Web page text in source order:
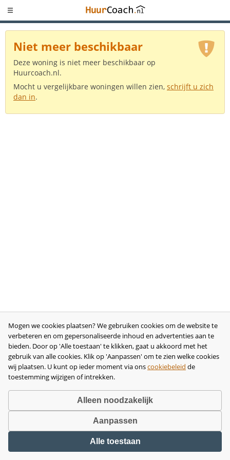
Niet meer beschikbaar
Deze woning is niet meer beschikbaar op
Huurcoach.nl.
Mocht u vergelijkbare woningen willen zien, schrijft u zich
dan in.
disclaimer•privacy- en cookiebeleid
voorwaarden•herroeping•bedrijfsgegevens
Mogen we cookies plaatsen? We gebruiken cookies om de website te
verbeteren en om gepersonaliseerde inhoud en advertenties aan te
bieden. Door op 'Alle toestaan' te klikken, gaat u akkoord met het
gebruik van alle cookies. Klik op 'Aanpassen' om te zien welke cookies
wij plaatsen. U kunt op ieder moment via onscookiebeleid de
toestemming wijzigen of intrekken.
Alleen noodzakelijk
Aanpassen
Alle toestaan